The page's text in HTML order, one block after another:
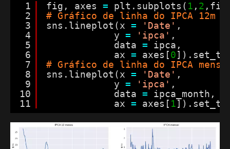
1
2
3
4
5
6
7
8
9
10
11
fig, axes = plt.subplots( 1 , 2
# Gráfico de linha do IPCA 12m
sns.lineplot(x = 'Date' ,
y = 'ipca' ,
data =
ipca,
ax = axes[0
# Gráfico de linha do IPCA
sns.lineplot(x = 'Date' ,
y = 'ipca' ,
data =
ipca_month,
ax = axes[ 1